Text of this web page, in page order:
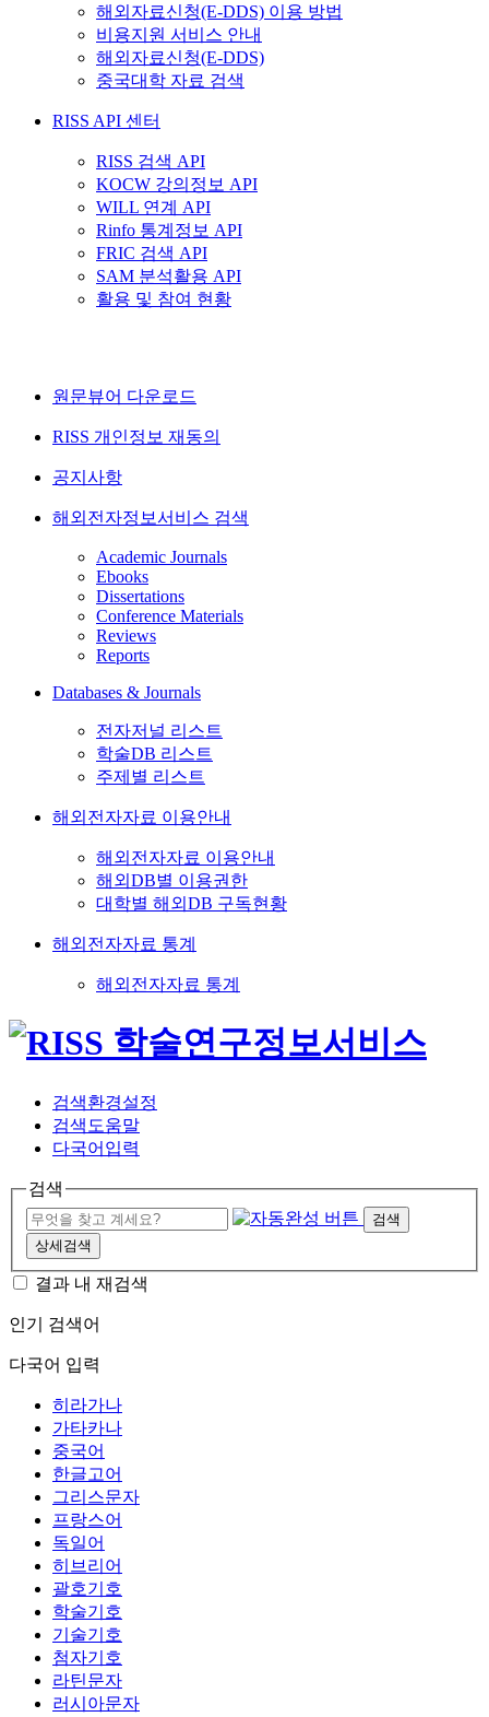
해외자료신청(E-DDS) 이용 방법
비용지원 서비스 안내
해외자료신청(E-DDS)
중국대학 자료 검색
RISS API 센터
RISS 검색 API
KOCW 강의정보 API
WILL 연계 API
Rinfo 통계정보 API
FRIC 검색 API
SAM 분석활용 API
활용 및 참여 현황
원문뷰어 다운로드
RISS 개인정보 재동의
공지사항
해외전자정보서비스 검색
Academic Journals
Ebooks
Dissertations
Conference Materials
Reviews
Reports
Databases & Journals
전자저널 리스트
학술DB 리스트
주제별 리스트
해외전자자료 이용안내
해외전자자료 이용안내
해외DB별 이용권한
대학별 해외DB 구독현황
해외전자자료 통계
해외전자자료 통계
검색환경설정
검색도움말
다국어입력
검색
검색
상세검색
결과 내 재검색
인기 검색어
다국어 입력
히라가나
가타카나
중국어
한글고어
그리스문자
프랑스어
독일어
히브리어
괄호기호
학술기호
기술기호
첨자기호
라틴문자
러시아문자